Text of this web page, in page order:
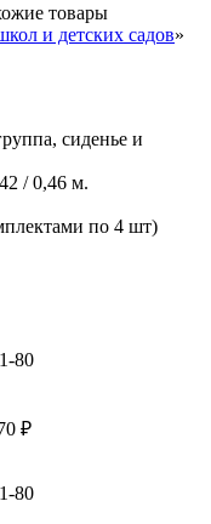
товары
и детских садов»
сиденье и
/ 0,46 м.
по 4 шт)
80
₽
80